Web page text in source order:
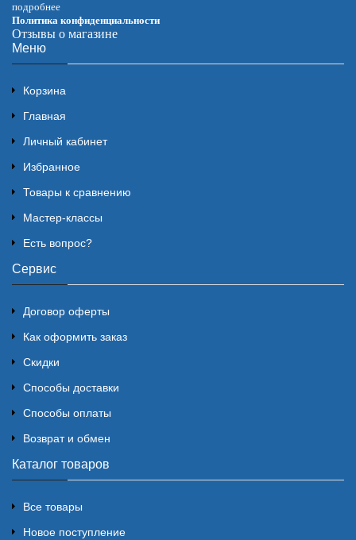
подробнее
Политика конфиденциальности
Отзывы о магазине
Меню
Корзина
Главная
Личный кабинет
Избранное
Товары к сравнению
Мастер-классы
Есть вопрос?
Сервис
Договор оферты
Как оформить заказ
Скидки
Способы доставки
Способы оплаты
Возврат и обмен
Каталог товаров
Все товары
Новое поступление